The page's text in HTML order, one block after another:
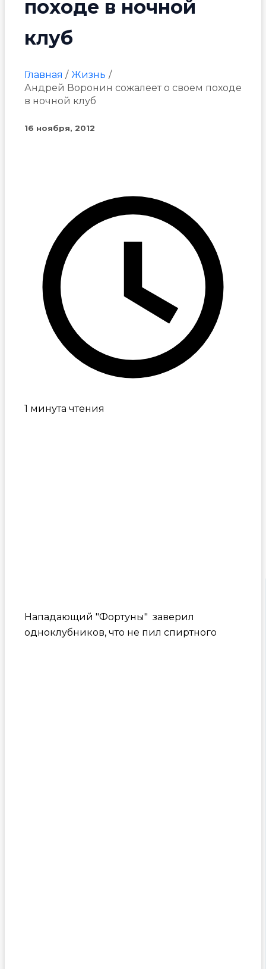
походе в ночной
клуб
Главная
Жизнь
Андрей Воронин сожалеет о своем походе
в ночной клуб
16 ноября, 2012
1 минута чтения
Нападающий "Фортуны" заверил
одноклубников, что не пил спиртного